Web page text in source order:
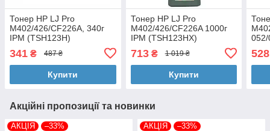
Тонер HP LJ Pro
M402/426/CF226A, 340г
IPM (TSH123H)
341 ₴ 487 ₴
Купити
Тонер HP LJ Pro
M402/426/CF226A 1000г
IPM (TSH123HX)
713₴ 1 019 ₴
Купити
052/
528
Акційні пропозиції та новинки
АКЦІЯ –33% АКЦІЯ –33%